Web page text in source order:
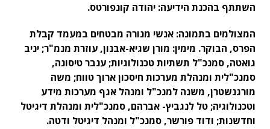
השתתף בהכנת הידיעה: יהודה קונפורטס.
המצולמים בתמונה: אנשי מנורה מבטחים במעמד קבלת
הפרס, הבוקר. מימין: מורן שגיא-אבנון, עוזרת מנמ"ר; יניב
גואטה, סמנכ"ל תשתיות טכנולוגיות; ענבר טיסונה,
סמנכ"לית ומנהלת מערכות חיסכון ארוך טווח; משה
מורגנשטרן, משנה למנכ"ל ומנהל אגף מערכות מידע
וטכנולוגיה; טל לנגביץ- אברהם, סמנכ"לית ומנהלת דיגיטל
וחדשנות; ודוד פורשר, סמנכ"ל ומנהל דיגיטל ודטה.